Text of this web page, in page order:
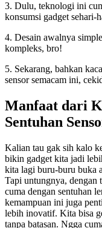
3. Dulu, teknologi ini
konsumsi gadget sehari-
4. Desain awalnya
kompleks, bro!
5. Sekarang, bahkan
sensor semacam ini,
Manfaat dari
Sentuhan
Kalian tau gak sih kalo
bikin gadget kita jadi
kita lagi buru-buru buka
Tapi untungnya,
cuma dengan sentuhan
kemampuan ini juga
lebih inovatif. Kita bisa
tanpa batasan. Ngga